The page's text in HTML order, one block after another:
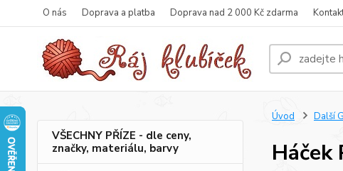
O nás Doprava a platba Doprava nad 2 000 Kč zdarma
VŠECHNY PŘÍZE - dle ceny,
značky, materiálu, barvy
Úvod Další
Háček